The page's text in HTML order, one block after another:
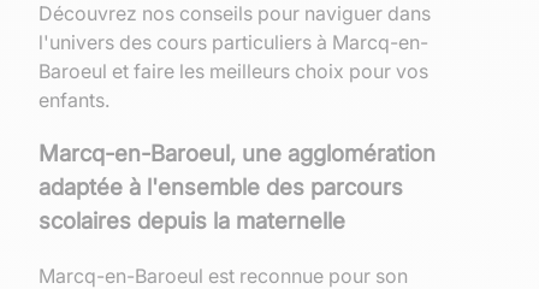
Découvrez nos conseils pour naviguer dans
l'univers des cours particuliers à Marcq-en-
Baroeul et faire les meilleurs choix pour vos
enfants.
Marcq-en-Baroeul, une agglomération
adaptée à l'ensemble des parcours
scolaires depuis la maternelle
Marcq-en-Baroeul est reconnue pour son